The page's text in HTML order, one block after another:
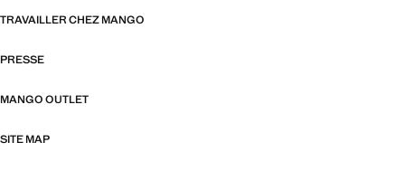
TRAVAILLER CHEZ MANGO
PRESSE
MANGO OUTLET
SITE MAP